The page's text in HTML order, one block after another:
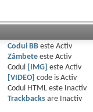
Codul BBeste Activ
Zâmbeteeste Activ
Codul
[IMG] este Activ
[VIDEO] code is Activ
Codul HTML este
Inactiv
Trackbacksare
Inactiv